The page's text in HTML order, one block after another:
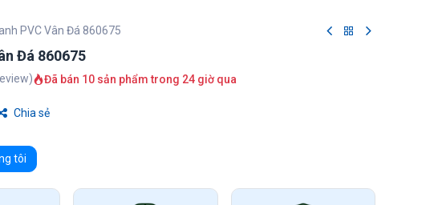
PVC Vân Đá 860675
Đá 860675
Đã bán 10 sản phẩm trong 24 giờ qua
Chia sẻ
tôi